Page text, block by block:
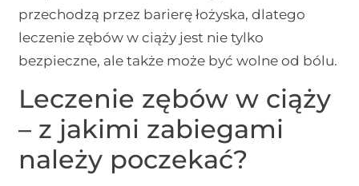
przechodzą przez barierę łożyska, dlatego
leczenie zębów w ciąży jest nie tylko
bezpieczne, ale także może być wolne od bólu.
Leczenie zębów w ciąży
– z jakimi zabiegami
należy poczekać?